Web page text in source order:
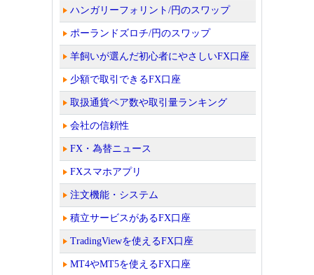
ハンガリーフォリント/円のスワップ
ポーランドズロチ/円のスワップ
羊飼いが選んだ初心者にやさしいFX口座
少額で取引できるFX口座
取扱通貨ペア数や取引量ランキング
会社の信頼性
FX・為替ニュース
FXスマホアプリ
注文機能・システム
積立サービスがあるFX口座
TradingViewを使えるFX口座
MT4やMT5を使えるFX口座